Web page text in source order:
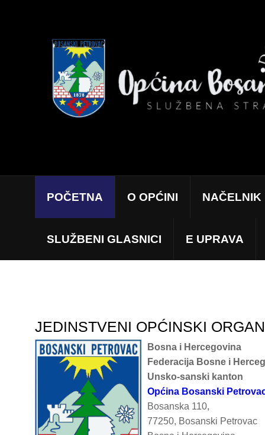
POČETNA O OPĆINI NAČELNIK
SLUŽBENI GLASNICI E UPRAVA
JEDINSTVENI OPĆINSKI
Bosna i Hercegovina
Federacija Bosne i
Unsko-sanski kanton
Općina Bosanski
Bosanska 110,
77250, Bosanski Petrovac